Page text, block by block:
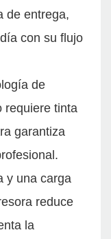
de entrega,
con su flujo
de
requiere tinta
garantiza
y una carga
reduce
la